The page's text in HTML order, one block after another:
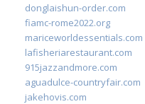
donglaishun-order.com
fiamc-rome2022.org
mariceworldessentials.com
lafisheriarestaurant.com
915jazzandmore.com
aguadulce-countryfair.com
jakehovis.com